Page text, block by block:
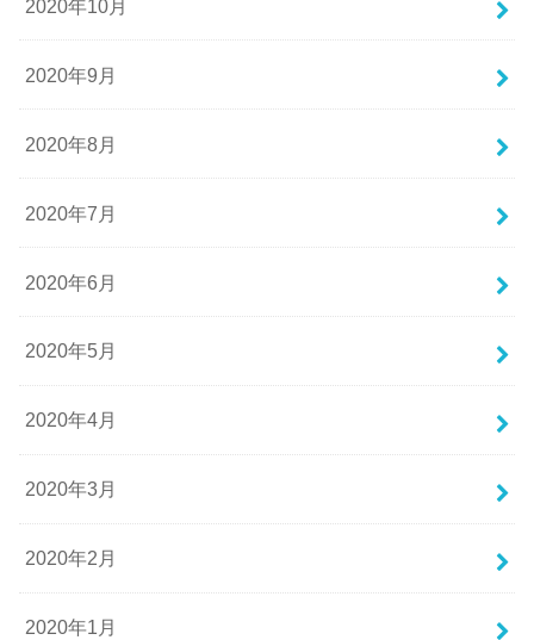
2020年10月
2020年9月
2020年8月
2020年7月
2020年6月
2020年5月
2020年4月
2020年3月
2020年2月
2020年1月